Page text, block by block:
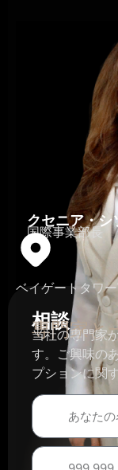
相談
専門家と
当社の専門家
す。ご興味の
プションに関
クセニア・シ
国際事業部長
ベイゲートタワ